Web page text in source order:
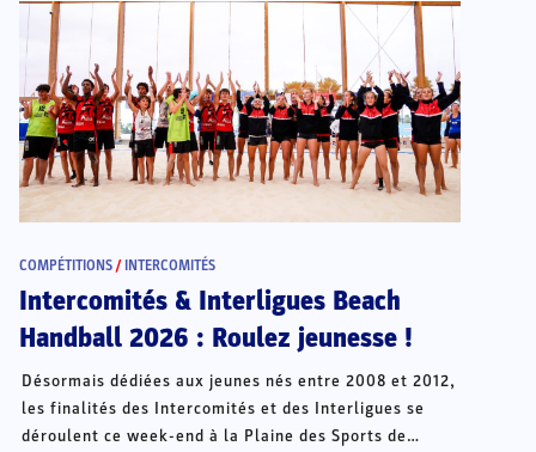
COMPÉTITIONS / INTERCOMITÉS
Intercomités & Interligues Beach
Handball 2026 : Roulez jeunesse !
Désormais dédiées aux jeunes nés entre 2008 et 2012,
les finalités des Intercomités et des Interligues se
déroulent ce week-end à la Plaine des Sports de